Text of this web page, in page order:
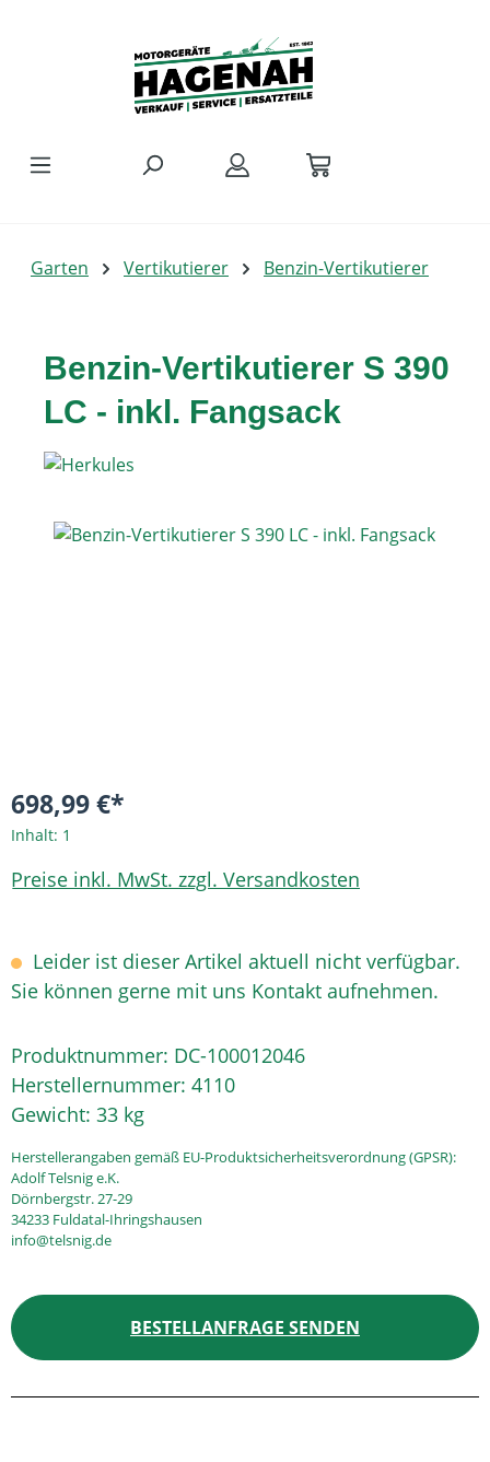
Garten Vertikutierer Benzin-Vertikutierer
Benzin-Vertikutierer S 390
LC - inkl. Fangsack
Bildergalerie überspringen
698,99 €*
Inhalt: 1
Preise inkl. MwSt. zzgl. Versandkosten
Leider ist dieser Artikel aktuell nicht verfügbar.
Sie können gerne mit uns Kontakt aufnehmen.
Produktnummer: DC-100012046
Herstellernummer: 4110
Gewicht: 33 kg
Herstellerangaben gemäß EU-Produktsicherheitsverordnung (GPSR):
Adolf Telsnig e.K.
Dörnbergstr. 27-29
34233 Fuldatal-Ihringshausen
info@telsnig.de
BESTELLANFRAGE SENDEN